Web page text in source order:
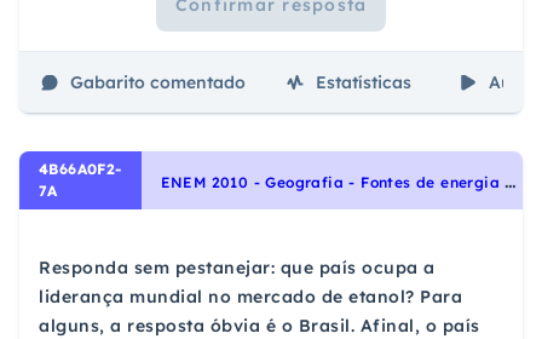
Confirmar resposta
Gabarito comentado Estatísticas Aulas
4B66A0F2-
7A
E
NEM 2010 - Geografia - Fontes de energia e recursos naturais, Energia
Responda sem pestanejar: que país ocupa a
liderança mundial no mercado de etanol? Para
alguns, a resposta óbvia é o Brasil. Afinal, o país